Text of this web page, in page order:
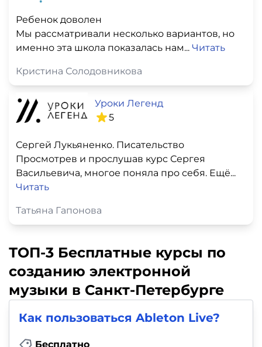
Ребенок доволен
Мы рассматривали несколько вариантов, но
именно эта школа показалась нам... Читать
Кристина Солодовникова
Уроки Легенд
5
Сергей Лукьяненко. Писательство
Просмотрев и прослушав курс Сергея
Васильевича, многое поняла про себя. Ещё...
Читать
Татьяна Гапонова
ТОП-3 Бесплатные курсы по
созданию электронной
музыки в Санкт-Петербурге
Как пользоваться Ableton Live?
Бесплатно